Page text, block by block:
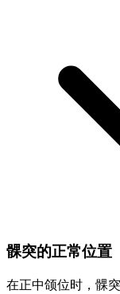
髁突的正常位置
在正中颌位时，髁